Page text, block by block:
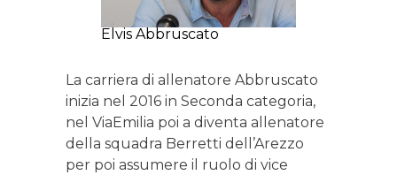
Elvis Abbruscato
La carriera di allenatore Abbruscato
inizia nel 2016 in Seconda categoria,
nel ViaEmilia poi a diventa allenatore
della squadra Berretti dell’Arezzo
per poi assumere il ruolo di vice